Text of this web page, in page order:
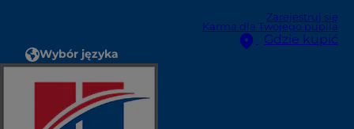
Zarejestruj się
Karma dla Twojego pupila
Gdzie kupić
Wybór języka
Kontakt